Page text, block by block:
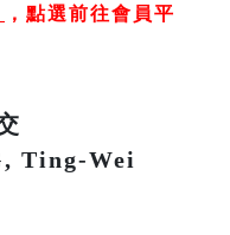
， 點選前往會員平
Ting-Wei